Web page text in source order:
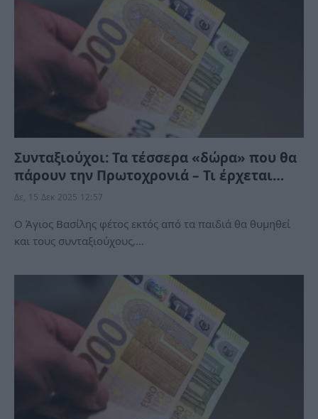
Συνταξιούχοι: Τα τέσσερα «δώρα» που θα
πάρουν την Πρωτοχρονιά – Τι έρχεται…
Δε, 15 Δεκ 2025 12:57
Ο Άγιος Βασίλης φέτος εκτός από τα παιδιά θα θυμηθεί
και τους συνταξιούχους,…